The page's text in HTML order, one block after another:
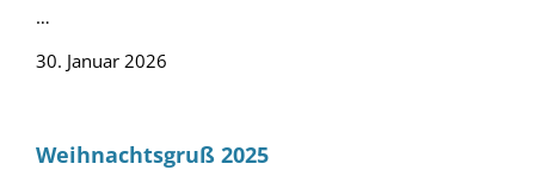
…
30. Januar 2026
Weihnachtsgruß 2025